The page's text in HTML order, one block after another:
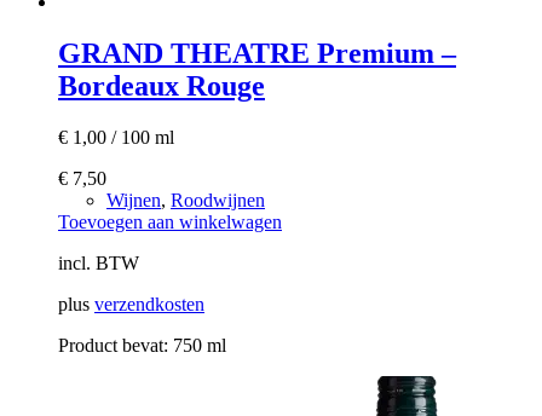
GRAND THEATRE Premium –
Bordeaux Rouge
€ 1,00 / 100 ml
€ 7,50
Wijnen, Roodwijnen
Toevoegen aan winkelwagen
incl. BTW
plus verzendkosten
Product bevat: 750 ml